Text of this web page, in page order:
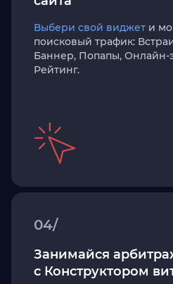
Выбери свой виджет и
поисковый трафик:
Баннер, Попапы, Онлайн-
Рейтинг.
04/
Занимайся
с Конструктором